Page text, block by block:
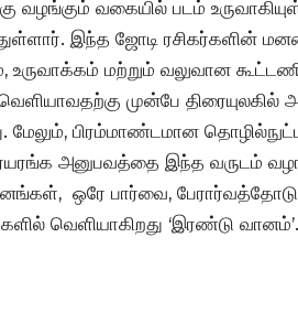
வழங்கும் வகையில் படம்
இந்த ஜோடி ரசிகர்களின்
மற்றும் வலுவான
முன்பே
மேலும், பிரம்மாண்டமான
அனுபவத்தை இந்த வருடம்
ஒரே பார்வை,
வெளியாகிறது ‘இரண்டு வானம்’.